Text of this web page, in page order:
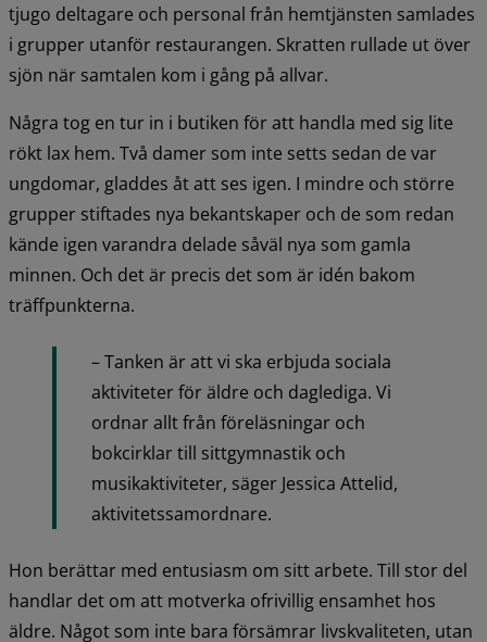
tjugo deltagare och personal från hemtjänsten samlades
i grupper utanför restaurangen. Skratten rullade ut över
sjön när samtalen kom i gång på allvar.
Några tog en tur in i butiken för att handla med sig lite
rökt lax hem. Två damer som inte setts sedan de var
ungdomar, gladdes åt att ses igen. I mindre och större
grupper stiftades nya bekantskaper och de som redan
kände igen varandra delade såväl nya som gamla
minnen. Och det är precis det som är idén bakom
träffpunkterna.
– Tanken är att vi ska erbjuda sociala
aktiviteter för äldre och daglediga. Vi
ordnar allt från föreläsningar och
bokcirklar till sittgymnastik och
musikaktiviteter, säger Jessica Attelid,
aktivitetssamordnare.
Hon berättar med entusiasm om sitt arbete. Till stor del
handlar det om att motverka ofrivillig ensamhet hos
äldre. Något som inte bara försämrar livskvaliteten, utan